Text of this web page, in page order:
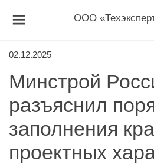
ООО
02.12.2025
Минстрой
разъяснил
заполнения
проектных